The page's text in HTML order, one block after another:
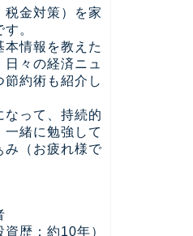
税金対策）を家
。
情報を教えた
々の経済ニュ
節約術も紹介し
なって、持続的
一緒に勉強して
み（お疲れ様で
歴：約10年）